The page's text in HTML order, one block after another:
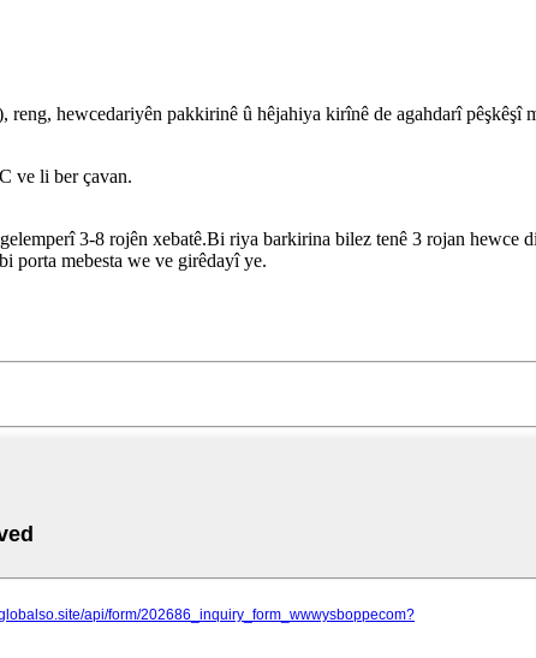
hewcedariyên pakkirinê û hêjahiya kirînê de agahdarî pêşkêşî
ve li ber çavan.
3-8 rojên xebatê.Bi riya barkirina bilez tenê 3 rojan hewce
porta mebesta we ve girêdayî ye.